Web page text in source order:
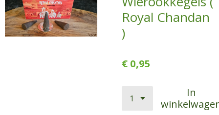
hoofdinhoud
Royal Chandan
)
€ 0,95
In